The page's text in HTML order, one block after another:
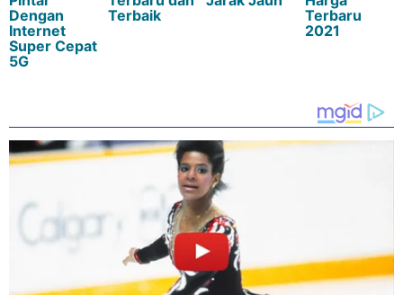
Dengan
Internet
Super Cepat
5G
Terbaik
Terbaru
2021